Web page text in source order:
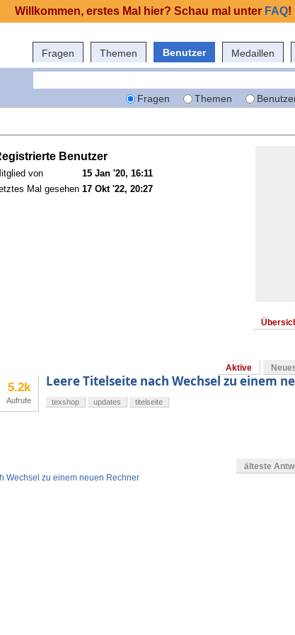
Fragen Themen Benutzer Medaillen
Fragen Themen
Benutzer
von
15 Jan '20, 16:11
Mal gesehen 17 Okt '22, 20:27
Aktive
5.2k
Aufrufe
Leere Titelseite nach Wechsel zu einem
texshop updates titelseite
älteste
Wechsel zu einem neuen Rechner
Willkommen, erstes Mal hier? Schau mal unter FAQ!